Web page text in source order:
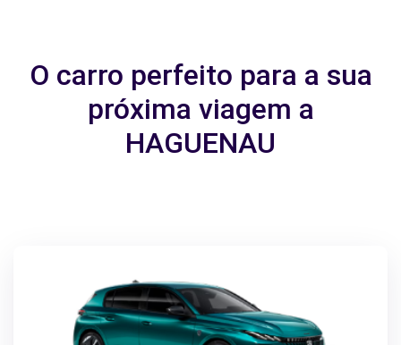
O carro perfeito para a sua
próxima viagem a
HAGUENAU